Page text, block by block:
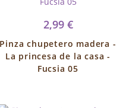
2,99 €
Pinza chupetero madera -
La princesa de la casa -
Fucsia 05